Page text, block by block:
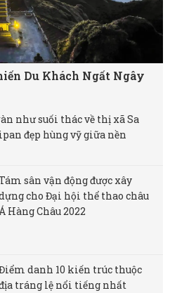
Du Khách Ngất Ngây
như suối thác về thị xã Sa
đẹp hùng vỹ giữa nền
sân vận động được xây
cho Đại hội thể thao châu
Á Hàng Châu 2022
danh 10 kiến trúc thuộc
tráng lệ nổi tiếng nhất